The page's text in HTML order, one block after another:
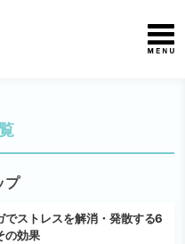
プ
でストレスを解消・発散する6
の効果